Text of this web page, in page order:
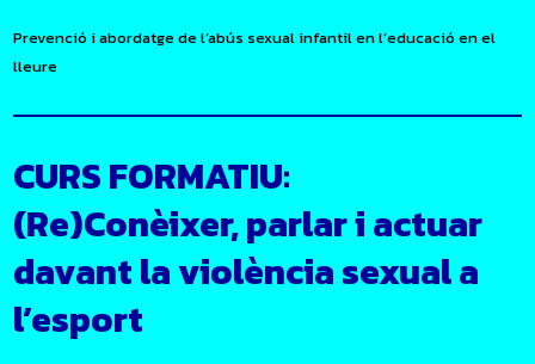
Prevenció i abordatge de l’abús sexual infantil en l’educació en el
lleure
CURS FORMATIU:
(Re)Conèixer, parlar i actuar
davant la violència sexual a
l’esport